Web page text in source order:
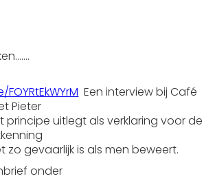
Een interview bij Café
Pieter
principe uitlegt als verklaring voor de
zo gevaarlijk is als men beweert.
onder